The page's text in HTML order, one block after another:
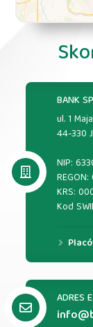
BANK
ul. 1
44-330
NIP:
KRS:
Kod
ADRES